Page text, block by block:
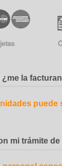
la
puede
mi trámite